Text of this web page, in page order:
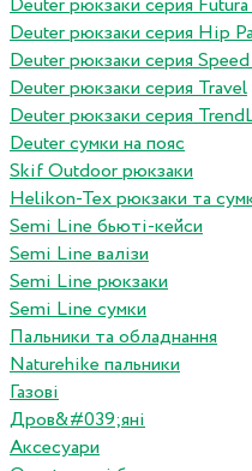
Deuter рюкзаки серия
Deuter рюкзаки серия Hip
Deuter рюкзаки серия
Deuter рюкзаки серия Travel
Deuter рюкзаки серия
Deuter сумки на пояс
Skif Outdoor рюкзаки
Helikon-Tex рюкзаки та
Semi Line бьюті-кейси
Semi Line валізи
Semi Line рюкзаки
Semi Line сумки
Пальники та обладнання
Naturehike пальники
Газові
Дров&#039;яні
Аксесуари